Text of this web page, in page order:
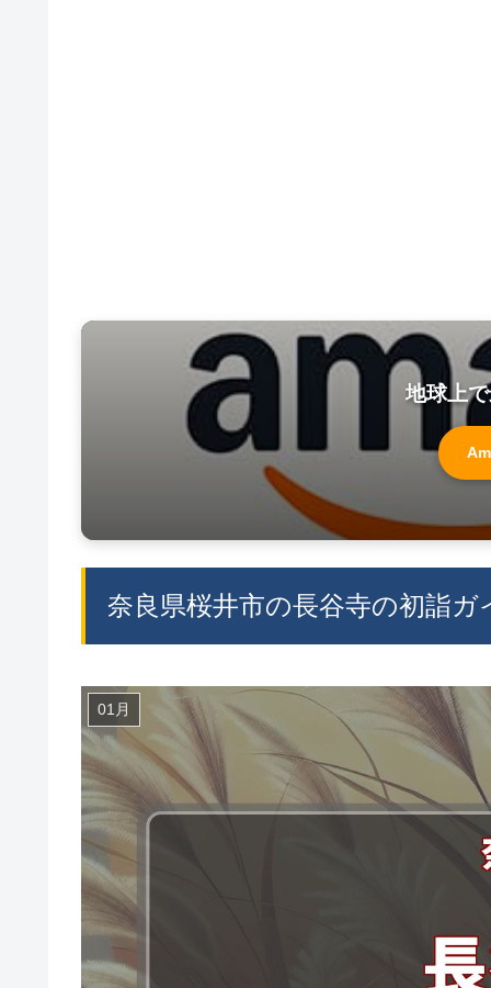
地球上
奈良県桜井市の長谷寺の初詣ガ
01月